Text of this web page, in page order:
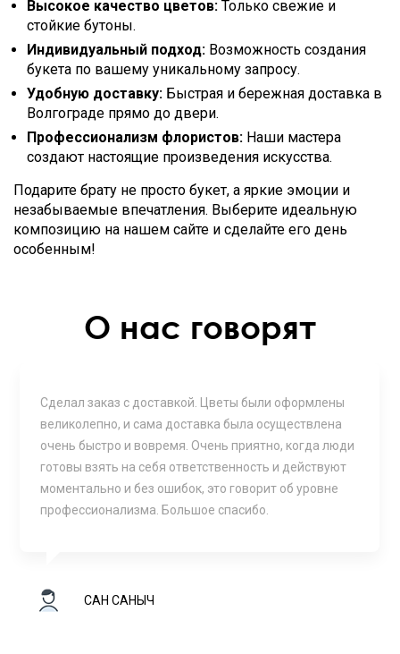
Высокое качество цветов: Только свежие и
стойкие бутоны.
Индивидуальный подход: Возможность создания
букета по вашему уникальному запросу.
Удобную доставку: Быстрая и бережная доставка в
Волгограде прямо до двери.
Профессионализм флористов: Наши мастера
создают настоящие произведения искусства.
Подарите брату не просто букет, а яркие эмоции и
незабываемые впечатления. Выберите идеальную
композицию на нашем сайте и сделайте его день
особенным!
О нас говорят
Сделал заказ с доставкой. Цветы были оформлены
великолепно, и сама доставка была осуществлена
очень быстро и вовремя. Очень приятно, когда люди
готовы взять на себя ответственность и действуют
моментально и без ошибок, это говорит об уровне
профессионализма. Большое спасибо.
САН САНЫЧ